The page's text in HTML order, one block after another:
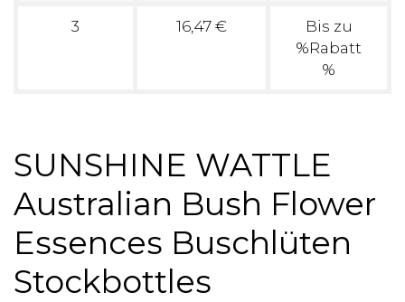
3 16,47 €
Bis zu
%Rabatt
%
SUNSHINE WATTLE
Australian Bush Flower
Essences Buschlüten
Stockbottles